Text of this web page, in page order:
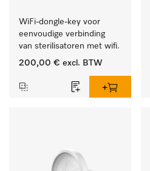
WiFi-dongle-key voor
eenvoudige verbinding
van sterilisatoren met wifi.
200,00 € excl. BTW